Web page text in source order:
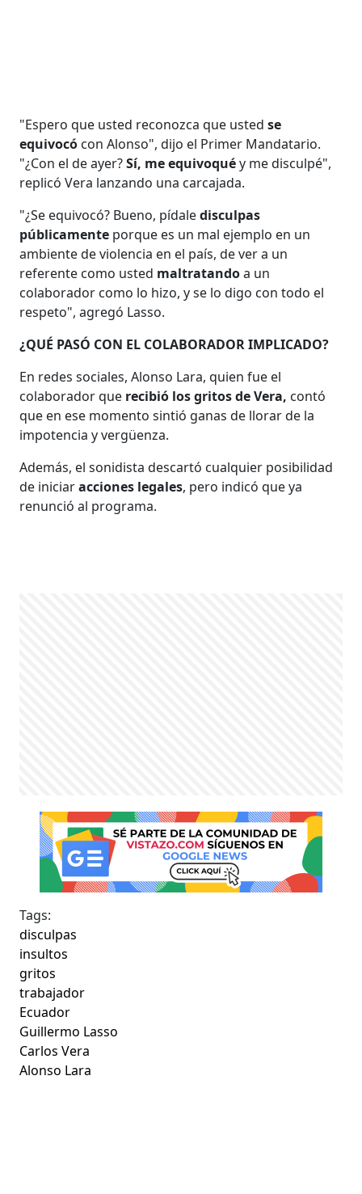
"Espero que usted reconozca que ustedse
equivocó con Alonso", dijo el Primer Mandatario.
"¿Con el de ayer?Sí, me equivoquéy me disculpé",
replicó Vera lanzando una carcajada.
"¿Se equivocó? Bueno, pídaledisculpas
públicamente porque es un mal ejemplo en un
ambiente de violencia en el país, de ver a un
referente como usted maltratandoa un
colaborador como lo hizo, y se lo digo con todo el
respeto", agregó Lasso.
¿QUÉ PASÓ CON EL COLABORADOR IMPLICADO?
En redes sociales, Alonso Lara, quien fue el
colaborador que recibió los gritos de Vera, contó
que en ese momento sintió ganas de llorar de la
impotencia y vergüenza.
Además, el sonidista descartó cualquier posibilidad
de iniciaracciones legales, pero indicó que ya
renunció al programa.
Tags:
disculpas
insultos
gritos
trabajador
Ecuador
Guillermo Lasso
Carlos Vera
Alonso Lara